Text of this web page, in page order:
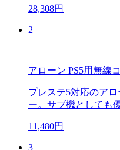
28,308円
2
アローン PS5用無線
プレステ5対応のア
ー。サブ機としても
11,480円
3